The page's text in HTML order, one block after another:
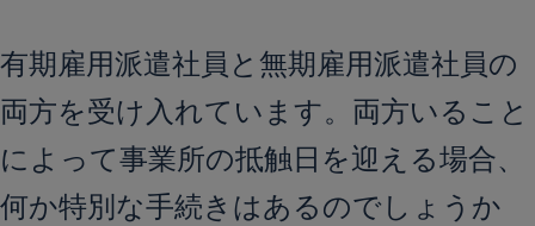
有期雇用派遣社員と無期雇用派遣社員の
両方を受け入れています。両方いること
によって事業所の抵触日を迎える場合、
何か特別な手続きはあるのでしょうか